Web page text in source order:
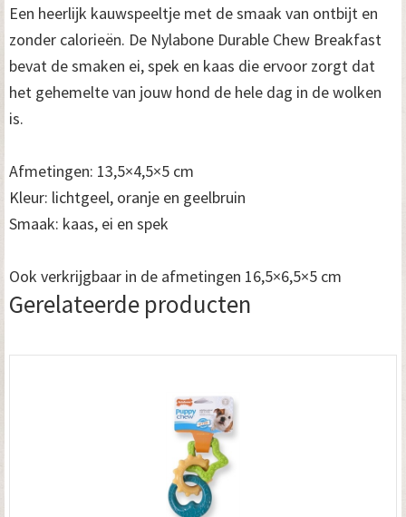
Een heerlijk kauwspeeltje met de smaak van ontbijt en
zonder calorieën. De Nylabone Durable Chew Breakfast
bevat de smaken ei, spek en kaas die ervoor zorgt dat
het gehemelte van jouw hond de hele dag in de wolken
is.
Afmetingen: 13,5×4,5×5 cm
Kleur: lichtgeel, oranje en geelbruin
Smaak: kaas, ei en spek
Ook verkrijgbaar in de afmetingen 16,5×6,5×5 cm
Gerelateerde producten